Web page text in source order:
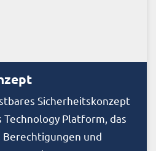
Sicherheitskonzept
Technology Platform, das
und